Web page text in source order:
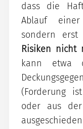
dass die
Ablauf
sondern erst
Risiken nicht
kann etwa
(Forderung
oder aus der